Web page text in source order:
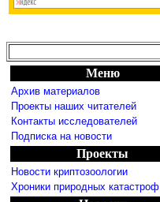
Меню
Архив материалов
Проекты наших читателей
Контакты исследователей
Подписка на новости
Проекты
Новости криптозоологии
Хроники природных катастроф